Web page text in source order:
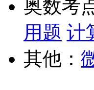
奥数考
用题 计
其他：